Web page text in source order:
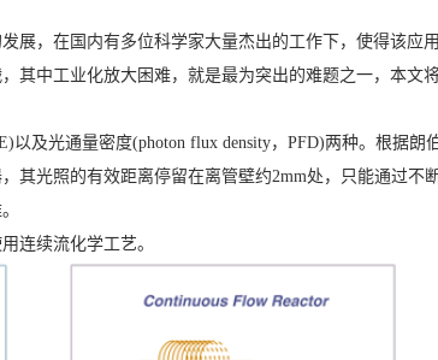
展，在国内有多位科学家大量杰出的工作下，使得该应
其中工业化放大困难，就是最为突出的难题之一，本文
及光通量密度(photon flux density，PFD)两种。根据朗
其光照的有效距离停留在离管壁约2mm处，只能通过不
连续流化学工艺。